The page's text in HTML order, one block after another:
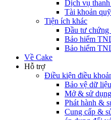
Dịch vụ thanh
Tài khoản
Tiện ích khác
Đầu tư chứng
Bảo hiểm
Bảo hiểm
Về Cake
Hỗ trợ
Điều kiện điều
Bảo vệ dữ
Mở & sử
Phát hành &
Cung cấp &